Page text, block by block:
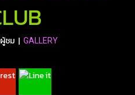
ชม | GALLERY